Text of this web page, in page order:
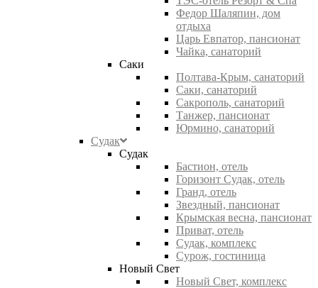
Федор Шаляпин, дом
отдыха
Царь Евпатор, пансионат
Чайка, санаторий
Саки
Полтава-Крым, санаторий
Саки, санаторий
Сакрополь, санаторий
Танжер, пансионат
Юрмино, санаторий
Судак
Судак
Бастион, отель
Горизонт Судак, отель
Гранд, отель
Звездный, пансионат
Крымская весна, пансионат
Приват, отель
Судак, комплекс
Сурож, гостиница
Новый Свет
Новый Свет, комплекс